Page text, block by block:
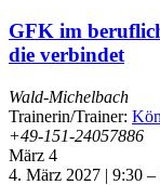
GFK im
die verbindet
Wald-Michelbach
Trainerin/Trainer:
+49-151-24057886
März 4
4. März 2027 | 9:30 –